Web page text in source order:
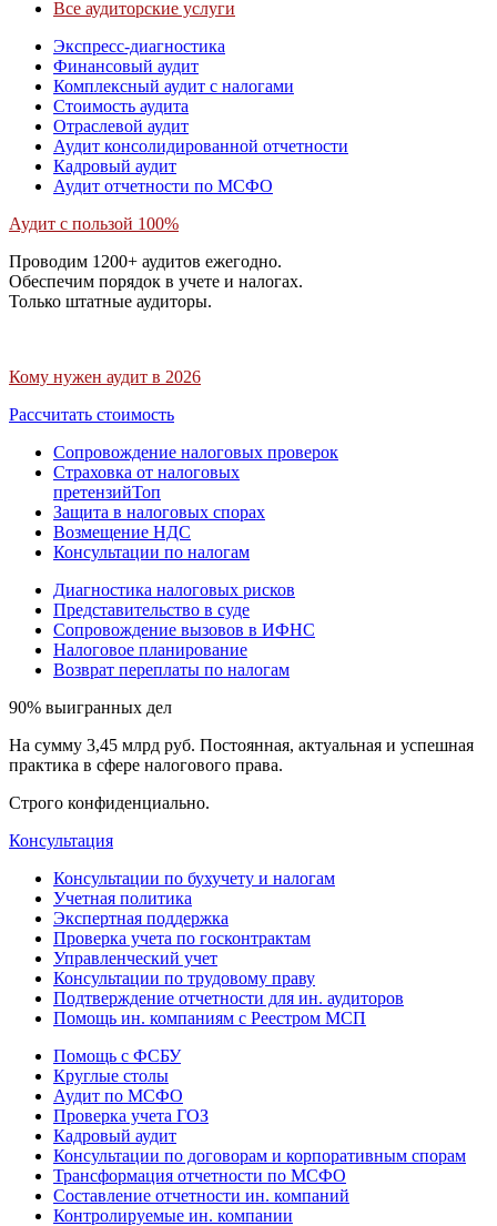
Все аудиторские услуги
Экспресс-диагностика
Финансовый аудит
Комплексный аудит с налогами
Стоимость аудита
Отраслевой аудит
Аудит консолидированной отчетности
Кадровый аудит
Аудит отчетности по МСФО
Аудит с пользой 100%
Проводим 1200+ аудитов ежегодно.
Обеспечим порядок в учете и налогах.
Только штатные аудиторы.
Кому нужен аудит в 2026
Рассчитать стоимость
Сопровождение налоговых проверок
Страховка от налоговых
претензийТоп
Защита в налоговых спорах
Возмещение НДС
Консультации по налогам
Диагностика налоговых рисков
Представительство в суде
Сопровождение вызовов в ИФНС
Налоговое планирование
Возврат переплаты по налогам
90% выигранных дел
На сумму 3,45 млрд руб. Постоянная, актуальная и успешная
практика в сфере налогового права.
Строго конфиденциально.
Консультация
Консультации по бухучету и налогам
Учетная политика
Экспертная поддержка
Проверка учета по госконтрактам
Управленческий учет
Консультации по трудовому праву
Подтверждение отчетности для ин. аудиторов
Помощь ин. компаниям с Реестром МСП
Помощь с ФСБУ
Круглые столы
Аудит по МСФО
Проверка учета ГОЗ
Кадровый аудит
Консультации по договорам и корпоративным спорам
Трансформация отчетности по МСФО
Составление отчетности ин. компаний
Контролируемые ин. компании